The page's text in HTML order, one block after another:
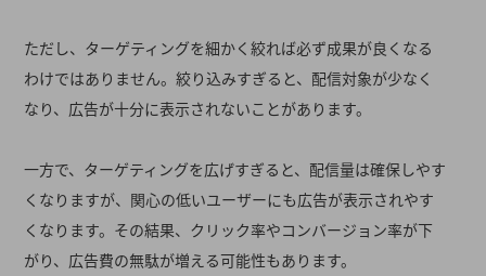
ただし、ターゲティングを細かく絞れば必ず成果が良くなる
わけではありません。絞り込みすぎると、配信対象が少なく
なり、広告が十分に表示されないことがあります。
一方で、ターゲティングを広げすぎると、配信量は確保しやす
くなりますが、関心の低いユーザーにも広告が表示されやす
くなります。その結果、クリック率やコンバージョン率が下
がり、広告費の無駄が増える可能性もあります。